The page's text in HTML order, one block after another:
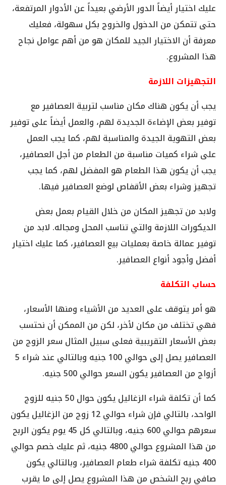
عليك اختيار أيضاً الدور الأرضي بعيداً عن الأدوار المرتفعة،
حتى تتمكن من الدخول والخروج بكل سهولة، فعليك
معرفة أن الاختيار الجيد للمكان هو من أهم عوامل نجاح
هذا المشروع.
التجهيزات اللازمة
يجب أن يكون هناك مكان مناسب لتربية العصافير مع
توفير بعض الإضاءة الجديدة لهم، والعمل أيضاً على توفير
بعض التهوية الجيدة والمناسبة لهم، كما يجب العمل
على شراء كميات مناسبة من الطعام من أجل العصافير،
يجب أن يكون هذا الطعام هو المفضل لهم، كما يجب
تجهيز وشراء بعض الأقفاص لوضع العصافير فيها.
ولابد من تجهيز المكان من خلال القيام بعمل بعض
الديكورات اللازمة والتي تناسب المحل ومجاله. لابد من
توفير عمالة خاصة بعمليات بيع العصافير، كما عليك اختيار
أفضل وأجود أنواع العصافير.
حساب التكلفة
هو أمر يتوقف على العديد من الأشياء ومنها الأسعار،
فهي تختلف من مكان لأخر، لكن من الممكن أن نحتسب
بعض الأسعار التقريبية فعلى سبيل المثال سعر الزوج من
العصافير يصل إلى حوالي 100 جنيه وبالتالي عند شراء 5
أزواج من العصافير يكون السعر حوالي 500 جنيه.
كما أن تكلفة شراء الزغاليل يكون حوال 50 جنيه للزوج
الواحد، بالتالي فإن شراء حوالي 12 زوج من الزغاليل يكون
سعرهم حوالي 600 جنيه، وبالتالي كل 45 يوم يكون الربح
من هذا المشروع حوالي 4800 جنيه، ثم عليك خصم حوالي
400 جنيه تكلفة شراء طعام العصافير، وبالتالي يكون
صافي ربح الشخص من هذا المشروع يصل إلى ما يقرب